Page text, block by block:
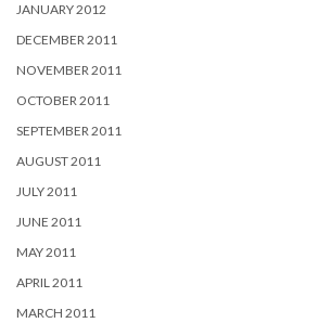
JANUARY 2012
DECEMBER 2011
NOVEMBER 2011
OCTOBER 2011
SEPTEMBER 2011
AUGUST 2011
JULY 2011
JUNE 2011
MAY 2011
APRIL 2011
MARCH 2011